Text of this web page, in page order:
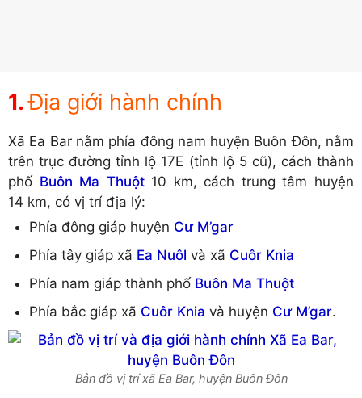
Địa giới hành chính
Xã Ea Bar nằm phía đông nam huyện Buôn Đôn, nằm
trên trục đường tỉnh lộ 17E (tỉnh lộ 5 cũ), cách thành
phố Buôn Ma Thuột10 km, cách trung tâm huyện
14 km, có vị trí địa lý:
Phía đông giáp huyện Cư M’gar
Phía tây giáp xã Ea Nuôl và xã Cuôr Knia
Phía nam giáp thành phố Buôn Ma Thuột
Phía bắc giáp xã Cuôr Knia và huyện Cư M’gar.
Bản đồ vị trí xã Ea Bar, huyện Buôn Đôn